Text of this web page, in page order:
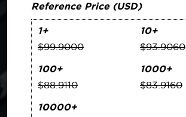
Reference Price (USD)
1+
$99.9000
10+
$93.9060
100+
$88.9110
1000+
$83.9160
10000+